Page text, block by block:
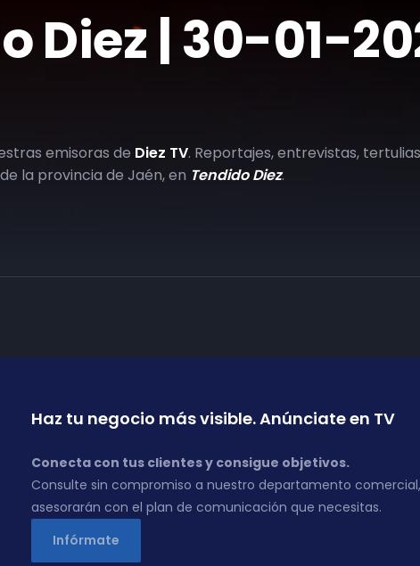
Diez | 30-01-
emisoras de Diez TV. Reportajes, entrevistas,
la provincia de Jaén, en Tendido Diez.
Haz tu negocio más visible. Anúnciate en TV
Conecta con tus clientes y consigue objetivos.
Consulte sin compromiso a nuestro departamento
asesorarán con el plan de comunicación que necesitas.
Infórmate